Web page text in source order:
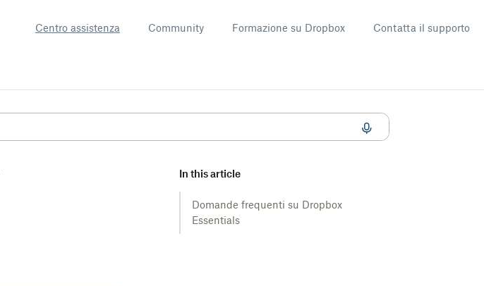
Centro assistenza Community Formazione su Dropbox Contatta il supporto
In this article
Domande frequenti su Dropbox
Essentials